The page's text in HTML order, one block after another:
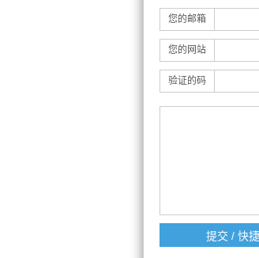
您的邮箱
您的网站
验证的码